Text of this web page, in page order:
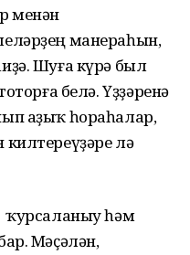
менән
манераһын,
Шуға күрә был
белә. Үҙҙәренә
аҙыҡ һораһалар,
лә
һәм
Мәҫәлән,